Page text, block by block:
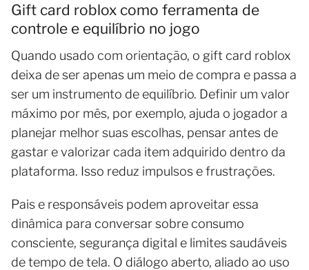
Gift card roblox como ferramenta de
controle e equilíbrio no jogo
Quando usado com orientação, o gift card roblox
deixa de ser apenas um meio de compra e passa a
ser um instrumento de equilíbrio. Definir um valor
máximo por mês, por exemplo, ajuda o jogador a
planejar melhor suas escolhas, pensar antes de
gastar e valorizar cada item adquirido dentro da
plataforma. Isso reduz impulsos e frustrações.
Pais e responsáveis podem aproveitar essa
dinâmica para conversar sobre consumo
consciente, segurança digital e limites saudáveis
de tempo de tela. O diálogo aberto, aliado ao uso